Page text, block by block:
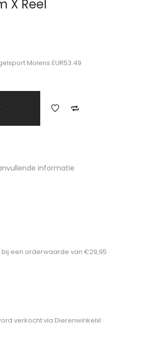
X Reel
Molens EUR53.49
informatie
een orderwaarde van €29,95
verkocht via Dierenwinkelxl